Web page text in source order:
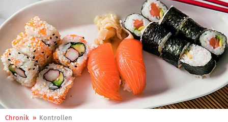
Chronik » Kontrollen